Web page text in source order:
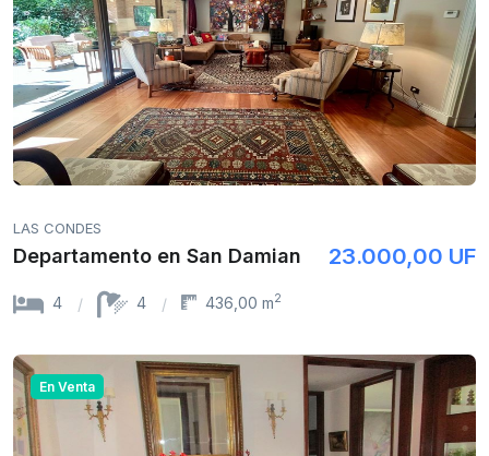
LAS CONDES
Departamento en San Damian 23.000,00 UF
4 4 436,00 m2
En Venta